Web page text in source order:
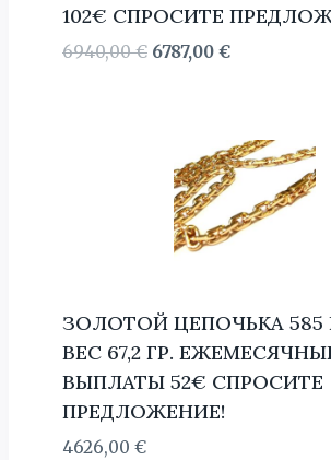
102€ СПРОСИТЕ
6940,00€ Первоначальная
6787,00 €Текущая
ЗОЛОТОЙ ЦЕПОЧЬКА 585
BЕС 67,2 ГР.
ВЫПЛАТЫ 52€ СПРОСИТЕ
ПРЕДЛОЖЕНИЕ!
4626,00 €